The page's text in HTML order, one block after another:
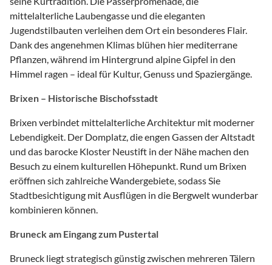
mittelalterliche Laubengasse und die eleganten
Jugendstilbauten verleihen dem Ort ein besonderes Flair.
Dank des angenehmen Klimas blühen hier mediterrane
Pflanzen, während im Hintergrund alpine Gipfel in den
Himmel ragen – ideal für Kultur, Genuss und Spaziergänge.
Brixen – Historische Bischofsstadt
Brixen verbindet mittelalterliche Architektur mit moderner
Lebendigkeit. Der Domplatz, die engen Gassen der Altstadt
und das barocke Kloster Neustift in der Nähe machen den
Besuch zu einem kulturellen Höhepunkt. Rund um Brixen
eröffnen sich zahlreiche Wandergebiete, sodass Sie
Stadtbesichtigung mit Ausflügen in die Bergwelt wunderbar
kombinieren können.
Bruneck am Eingang zum Pustertal
Bruneck liegt strategisch günstig zwischen mehreren Tälern